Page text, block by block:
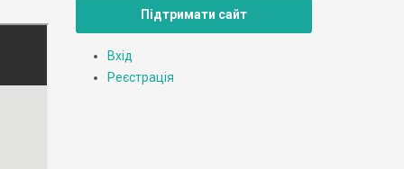
Підтримати сайт
Вхід
Реєстрація